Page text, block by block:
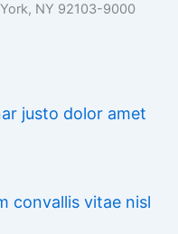
NY 92103-9000
justo dolor amet
convallis vitae nisl